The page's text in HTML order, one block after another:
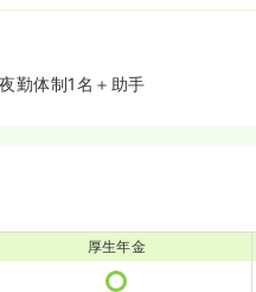
勤体制1名＋助手
厚生年金